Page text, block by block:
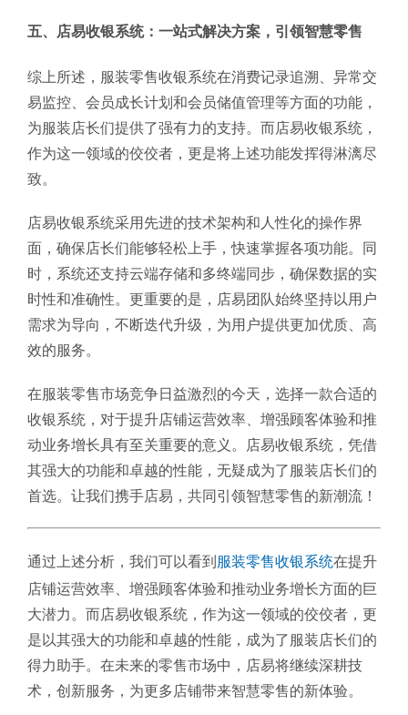
五、店易收银系统：一站式解决方案，引领智慧零售
综上所述，服装零售收银系统在消费记录追溯、异常交
易监控、会员成长计划和会员储值管理等方面的功能，
为服装店长们提供了强有力的支持。而店易收银系统，
作为这一领域的佼佼者，更是将上述功能发挥得淋漓尽
致。
店易收银系统采用先进的技术架构和人性化的操作界
面，确保店长们能够轻松上手，快速掌握各项功能。同
时，系统还支持云端存储和多终端同步，确保数据的实
时性和准确性。更重要的是，店易团队始终坚持以用户
需求为导向，不断迭代升级，为用户提供更加优质、高
效的服务。
在服装零售市场竞争日益激烈的今天，选择一款合适的
收银系统，对于提升店铺运营效率、增强顾客体验和推
动业务增长具有至关重要的意义。店易收银系统，凭借
其强大的功能和卓越的性能，无疑成为了服装店长们的
首选。让我们携手店易，共同引领智慧零售的新潮流！
通过上述分析，我们可以看到 服装零售收银系统在提升
店铺运营效率、增强顾客体验和推动业务增长方面的巨
大潜力。而店易收银系统，作为这一领域的佼佼者，更
是以其强大的功能和卓越的性能，成为了服装店长们的
得力助手。在未来的零售市场中，店易将继续深耕技
术，创新服务，为更多店铺带来智慧零售的新体验。